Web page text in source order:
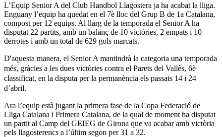
L’Equip Senior A del Club Handbol Llagostera ja ha acabat la lliga.
Enguany l’equip ha quedat en el 7è lloc del Grup B de 1a Catalana,
compost per 12 equips. Al llarg de la temporada el Senior A ha
disputat 22 partits, amb un balanç de 10 victòries, 2 empats i 10
derrotes i amb un total de 629 gols marcats.
D'aquesta manera, el Senior A mantindrà la categoria una temporada
més, gràcies a les dues victòries contra el Parets del Vallès, 6è
classificat, en la disputa per la permanència els passats 14 i 24
d’abril.
Ara l’equip està jugant la primera fase de la Copa Federació de
Lliga Catalana i Primera Catalana, de la qual de moment ha disputat
un partit al Camp del GEIEG de Girona que va acabar amb victòria
pels llagosterencs a l’últim segon per 31 a 32.